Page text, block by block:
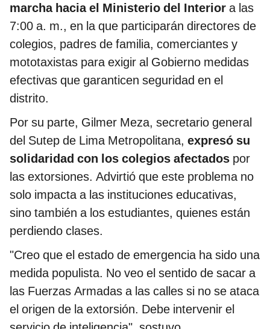
marcha hacia el Ministerio del Interior a las
7:00 a. m., en la que participarán directores de
colegios, padres de familia, comerciantes y
mototaxistas para exigir al Gobierno medidas
efectivas que garanticen seguridad en el
distrito.
Por su parte, Gilmer Meza, secretario general
del Sutep de Lima Metropolitana, expresó su
solidaridad con los colegios afectados por
las extorsiones. Advirtió que este problema no
solo impacta a las instituciones educativas,
sino también a los estudiantes, quienes están
perdiendo clases.
"Creo que el estado de emergencia ha sido una
medida populista. No veo el sentido de sacar a
las Fuerzas Armadas a las calles si no se ataca
el origen de la extorsión. Debe intervenir el